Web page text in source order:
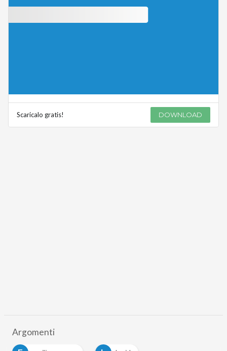
Scaricalo gratis! DOWNLOAD
Argomenti